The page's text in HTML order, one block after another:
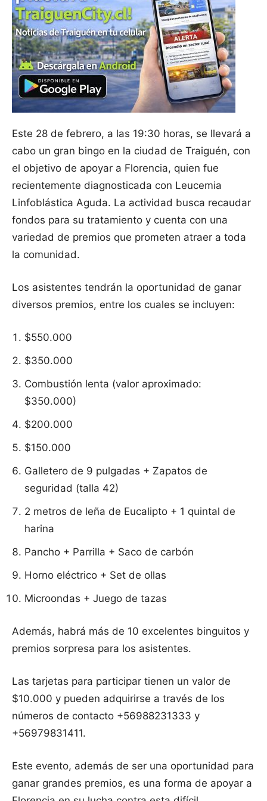
Este 28 de febrero, a las 19:30 horas, se llevará a
cabo un gran bingo en la ciudad de Traiguén, con
el objetivo de apoyar a Florencia, quien fue
recientemente diagnosticada con Leucemia
Linfoblástica Aguda. La actividad busca recaudar
fondos para su tratamiento y cuenta con una
variedad de premios que prometen atraer a toda
la comunidad.
Los asistentes tendrán la oportunidad de ganar
diversos premios, entre los cuales se incluyen:
$550.000
$350.000
Combustión lenta (valor aproximado:
$350.000)
$200.000
$150.000
Galletero de 9 pulgadas + Zapatos de
seguridad (talla 42)
2 metros de leña de Eucalipto + 1 quintal de
harina
Pancho + Parrilla + Saco de carbón
Horno eléctrico + Set de ollas
Microondas + Juego de tazas
Además, habrá más de 10 excelentes binguitos y
premios sorpresa para los asistentes.
Las tarjetas para participar tienen un valor de
$10.000 y pueden adquirirse a través de los
números de contacto +56988231333 y
+56979831411.
Este evento, además de ser una oportunidad para
ganar grandes premios, es una forma de apoyar a